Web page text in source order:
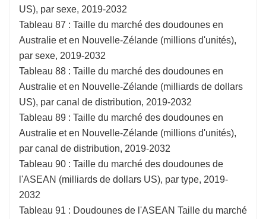
US), par sexe, 2019-2032
Tableau 87 : Taille du marché des doudounes en
Australie et en Nouvelle-Zélande (millions d'unités),
par sexe, 2019-2032
Tableau 88 : Taille du marché des doudounes en
Australie et en Nouvelle-Zélande (milliards de dollars
US), par canal de distribution, 2019-2032
Tableau 89 : Taille du marché des doudounes en
Australie et en Nouvelle-Zélande (millions d'unités),
par canal de distribution, 2019-2032
Tableau 90 : Taille du marché des doudounes de
l'ASEAN (milliards de dollars US), par type, 2019-
2032
Tableau 91 : Doudounes de l'ASEAN Taille du marché